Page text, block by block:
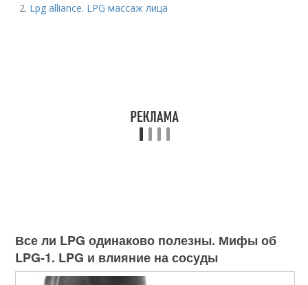
Lpg alliance. LPG массаж лица
Все ли LPG одинаково полезны. Мифы об
LPG-1. LPG и влияние на сосуды